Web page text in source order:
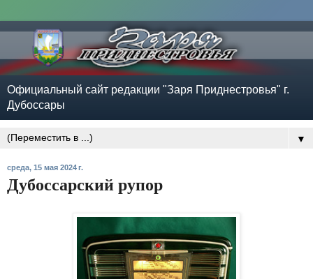
Официальный сайт редакции "Заря Приднестровья" г.
Дубоссары
▼
среда, 15 мая 2024 г.
Дубоссарский рупор